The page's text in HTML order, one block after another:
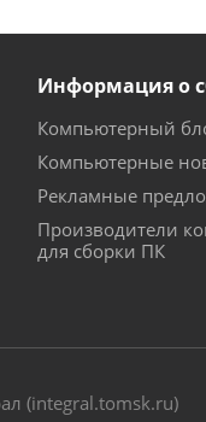
Информация о
Компьютерный
Компьютерные
Рекламные
Производители
для сборки ПК
(integral.tomsk.ru)